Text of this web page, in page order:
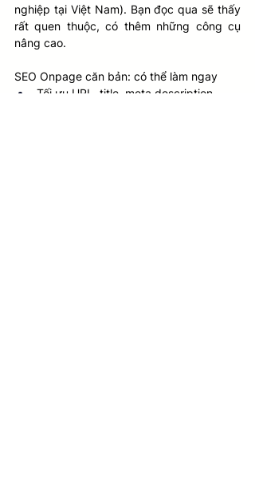
nghiệp tại Việt Nam). Bạn đọc qua sẽ thấy
rất quen thuộc, có thêm những công cụ
nâng cao.
SEO Onpage căn bản: có thể làm ngay
Tối ưu URL, title, meta description